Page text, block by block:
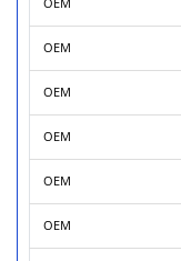
OEM
OEM
OEM
OEM
OEM
OEM